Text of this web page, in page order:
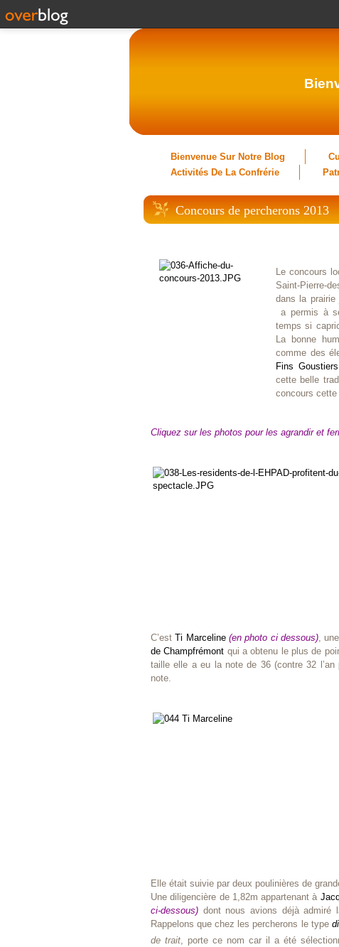
Bienvenue Sur Notre Blog
Activités De La Confrérie
Concours de percherons 2013
Le concours
Saint-Pierre-
dans la prairie
a permis à
temps si
La bonne
comme des
Fins Goustiers
cette belle
concours cette
Cliquez sur les photos pour les agrandir et
C’estTi Marceline(en photo ci dessous),
de Champfrémont qui a obtenu le plus de
taille elle a eu la note de 36 (contre 32
note.
Elle était suivie par deux poulinières de
Une diligencière de 1,82m appartenant à
ci-dessous) dont nous avions déjà admiré
Rappelons que chez les percherons le type
de trait, porte ce nom car il a été